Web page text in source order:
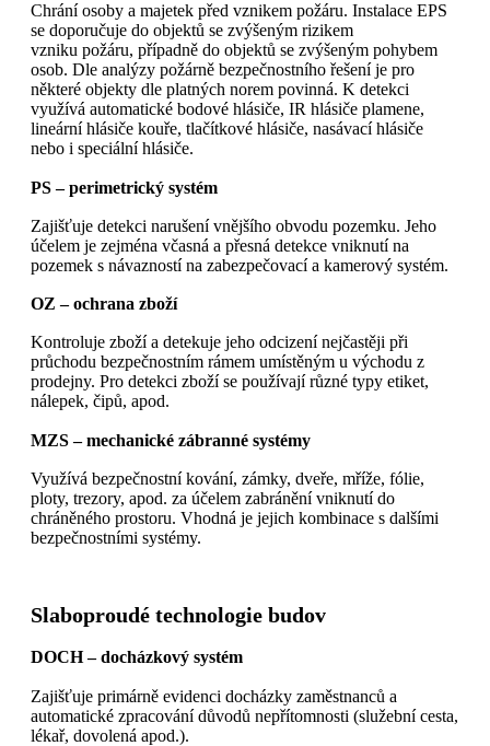
Chrání osoby a majetek před vznikem požáru. Instalace EPS
se doporučuje do objektů se zvýšeným rizikem
vzniku požáru, případně do objektů se zvýšeným pohybem
osob. Dle analýzy požárně bezpečnostního řešení je pro
některé objekty dle platných norem povinná. K detekci
využívá automatické bodové hlásiče, IR hlásiče plamene,
lineární hlásiče kouře, tlačítkové hlásiče, nasávací hlásiče
nebo i speciální hlásiče.
PS – perimetrický systém
Zajišťuje detekci narušení vnějšího obvodu pozemku. Jeho
účelem je zejména včasná a přesná detekce vniknutí na
pozemek s návazností na zabezpečovací a kamerový systém.
OZ – ochrana zboží
Kontroluje zboží a detekuje jeho odcizení nejčastěji při
průchodu bezpečnostním rámem umístěným u východu z
prodejny. Pro detekci zboží se používají různé typy etiket,
nálepek, čipů, apod.
MZS – mechanické zábranné systémy
Využívá bezpečnostní kování, zámky, dveře, mříže, fólie,
ploty, trezory, apod. za účelem zabránění vniknutí do
chráněného prostoru. Vhodná je jejich kombinace s dalšími
bezpečnostními systémy.
Slaboproudé technologie budov
DOCH – docházkový systém
Zajišťuje primárně evidenci docházky zaměstnanců a
automatické zpracování důvodů nepřítomnosti (služební cesta,
lékař, dovolená apod.).